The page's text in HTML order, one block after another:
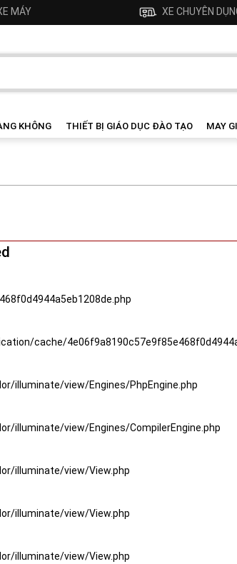
MÁY XE CHUYÊN
KHÔNG THIẾT BỊ GIÁO DỤC ĐÀO TẠO MAY
cache/
illuminate/view/Engines/PhpEngine.php
illuminate/view/Engines/CompilerEngine.php
illuminate/view/View.php
illuminate/view/View.php
illuminate/view/View.php